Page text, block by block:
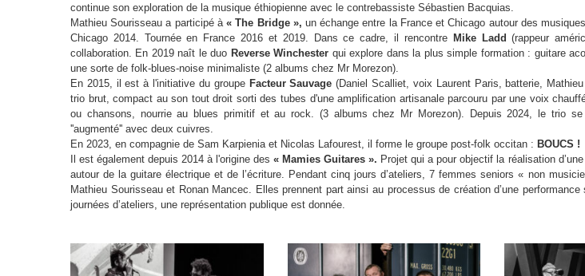
continue son exploration de la musique éthiopienne avec le contrebassiste Sébastien Bacquias.
Mathieu Sourisseau a participé à« The Bridge », un échange entre la France et Chicago autour des
Chicago 2014. Tournée en France 2016 et 2019. Dans ce cadre, il rencontre Mike Ladd (rappeur
collaboration. En 2019 naît le duo Reverse Winchester qui explore dans la plus simple formation : guitare
une sorte de folk-blues-noise minimaliste (2 albums chez Mr Morezon).
En 2015, il est à l'initiative du groupe Facteur Sauvage (Daniel Scalliet, voix Laurent Paris, batterie,
trio brut, compact au son tout droit sorti des tubes d'une amplification artisanale parcouru par une voix
ou chansons, nourrie au blues primitif et au rock. (3 albums chez Mr Morezon). Depuis 2024, le trio
''augmenté'' avec deux cuivres.
En 2023, en compagnie de Sam Karpienia et Nicolas Lafourest, il forme le groupe post-folk occitan : BOUCS !
Il est également depuis 2014 à l'origine des« Mamies Guitares ». Projet qui a pour objectif la réalisation
autour de la guitare électrique et de l’écriture. Pendant cinq jours d’ateliers, 7 femmes seniors « non
Mathieu Sourisseau et Ronan Mancec. Elles prennent part ainsi au processus de création d’une performance
journées d’ateliers, une représentation publique est donnée.